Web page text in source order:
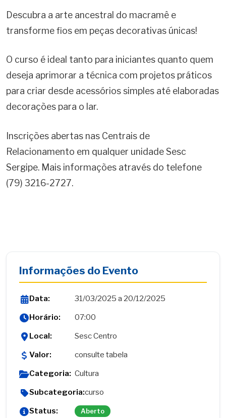
Descubra a arte ancestral do macramê e
transforme fios em peças decorativas únicas!
O curso é ideal tanto para iniciantes quanto quem
deseja aprimorar a técnica com projetos práticos
para criar desde acessórios simples até elaboradas
decorações para o lar.
Inscrições abertas nas Centrais de
Relacionamento em qualquer unidade Sesc
Sergipe. Mais informações através do telefone
(79) 3216-2727.
Informações do Evento
Data:
31/03/2025 a 20/12/2025
Horário:
07:00
Local:
Sesc Centro
Valor:
consulte tabela
Categoria: Cultura
Subcategoria:curso
Status:
Aberto